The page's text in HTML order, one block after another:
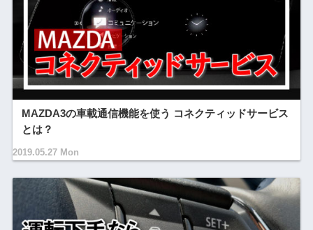
2019.05.27 Mon
MAZDA3の車載通信機能を使う コネクティッドサービス
とは？